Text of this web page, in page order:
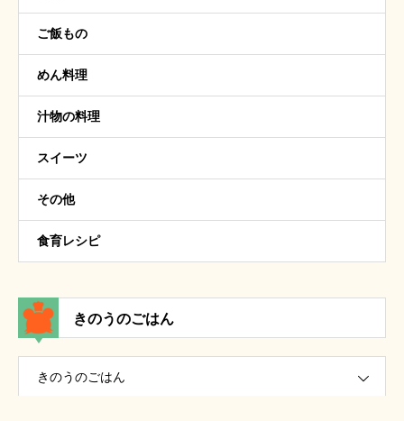
ご飯もの
めん料理
汁物の料理
スイーツ
その他
食育レシピ
きのうのごはん
きのうのごはん